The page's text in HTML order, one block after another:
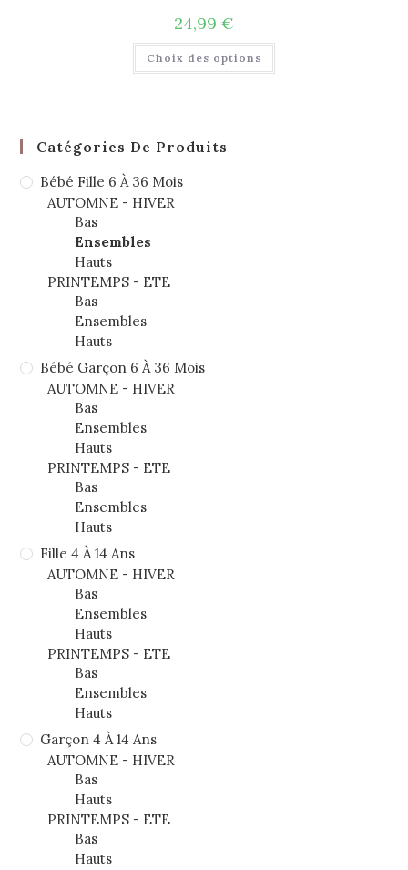
24,99 €
Choix des options
Catégories De Produits
Bébé Fille 6 À 36 Mois
AUTOMNE - HIVER
Bas
Ensembles
Hauts
PRINTEMPS - ETE
Bas
Ensembles
Hauts
Bébé Garçon 6 À 36 Mois
AUTOMNE - HIVER
Bas
Ensembles
Hauts
PRINTEMPS - ETE
Bas
Ensembles
Hauts
Fille 4 À 14 Ans
AUTOMNE - HIVER
Bas
Ensembles
Hauts
PRINTEMPS - ETE
Bas
Ensembles
Hauts
Garçon 4 À 14 Ans
AUTOMNE - HIVER
Bas
Hauts
PRINTEMPS - ETE
Bas
Hauts